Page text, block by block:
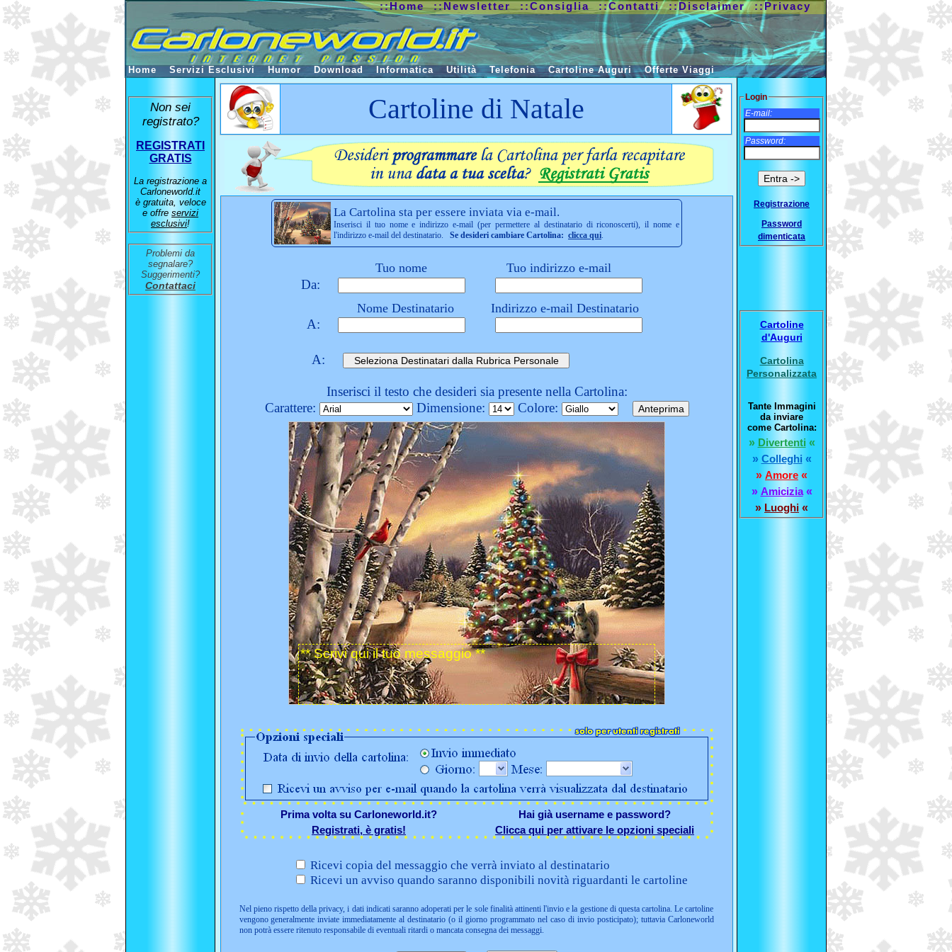
Cartoline di Natale
La Cartolina sta per essere inviata via e-mail.
Inserisci il tuo nome e indirizzo e-mail (per permettere al destinatario di riconoscerti), il nome e
l'indirizzo e-mail del destinatario. Se desideri cambiare Cartolina: clicca qui.
Tuo nome Tuo indirizzo e-mail
Da:
Nome Destinatario Indirizzo e-mail Destinatario
A:
A:
Inserisci il testo che desideri sia presente nella Cartolina:
Carattere:
Dimensione: Colore:
Prima volta su Carloneworld.it?
Registrati, è gratis!
Hai già username e password?
Clicca qui per attivare le opzioni speciali
Ricevi copia del messaggio che verrà inviato al destinatario
Ricevi un avviso quando saranno disponibili novità riguardanti le cartoline
Nel pieno rispetto della privacy, i dati indicati saranno adoperati per le sole finalità attinenti l'invio e la gestione di questa cartolina. Le cartoline
vengono generalmente inviate immediatamente al destinatario (o il giorno programmato nel caso di invio posticipato); tuttavia Carloneworld
non potrà essere ritenuto responsabile di eventuali ritardi o mancata consegna dei messaggi.
Non sei
registrato?
REGISTRATI
GRATIS
La registrazione a
Carloneworld.it
è gratuita, veloce
e offre servizi
esclusivi!
Problemi da
segnalare?
Suggerimenti?
Contattaci
Login
E-mail:
Password:
Registrazione
Password
dimenticata
Cartoline
d'Auguri
Cartolina
Personalizzata
Tante Immagini
da inviare
come Cartolina:
» Divertenti «
» Colleghi «
» Amore «
» Amicizia«
» Luoghi «
::Home ::Newsletter ::Consiglia ::Contatti ::Disclaimer ::Privacy
Home Servizi Esclusivi Humor Download Informatica Utilità Telefonia Cartoline Auguri Offerte Viaggi